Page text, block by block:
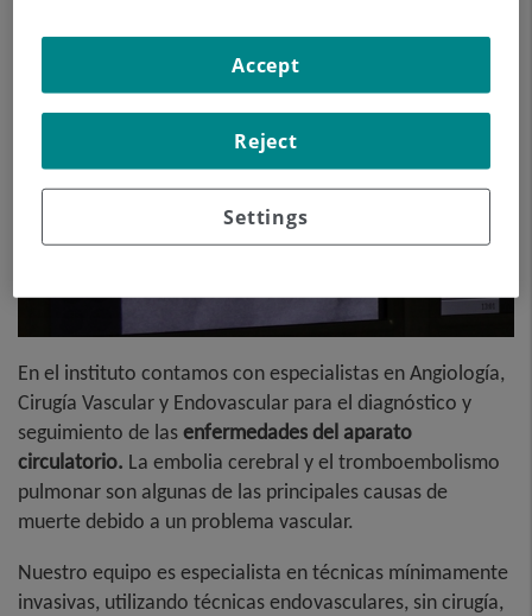
En el instituto contamos con especialistas en Angiología,
Cirugía Vascular y Endovascular para el diagnóstico y
seguimiento de lasenfermedades del aparato
circulatorio. La embolia cerebral y el tromboembolismo
pulmonar son algunas de las principales causas de
muerte debido a un problema vascular.
Nuestro equipo es especialista en técnicas mínimamente
invasivas, utilizando técnicas endovasculares, sin cirugía,
Settings
Reject
Accept